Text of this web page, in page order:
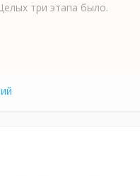
три этапа было.